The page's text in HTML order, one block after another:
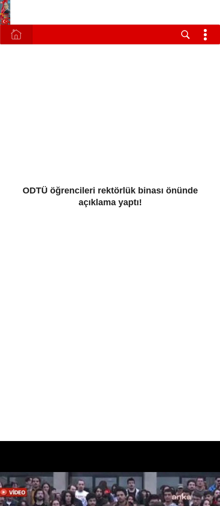
ODTÜ öğrencileri rektörlük binası önünde
açıklama yaptı!